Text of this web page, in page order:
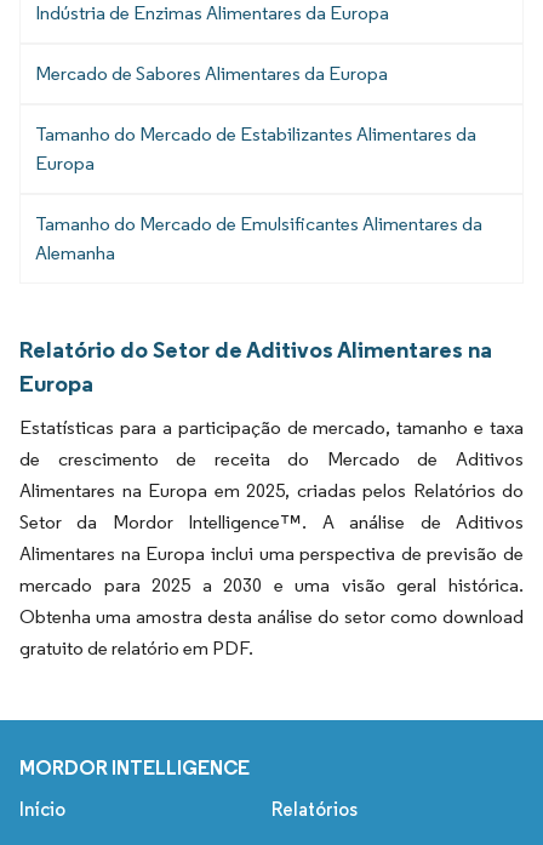
Indústria de Enzimas Alimentares da Europa
Mercado de Sabores Alimentares da Europa
Tamanho do Mercado de Estabilizantes Alimentares da
Europa
Tamanho do Mercado de Emulsificantes Alimentares da
Alemanha
Relatório do Setor de Aditivos Alimentares na
Europa
Estatísticas para a participação de mercado, tamanho e taxa
de crescimento de receita do Mercado de Aditivos
Alimentares na Europa em 2025, criadas pelos Relatórios do
Setor da Mordor Intelligence™. A análise de Aditivos
Alimentares na Europa inclui uma perspectiva de previsão de
mercado para 2025 a 2030 e uma visão geral histórica.
Obtenha uma amostra desta análise do setor como download
gratuito de relatório em PDF.
MORDOR INTELLIGENCE
Início Relatórios